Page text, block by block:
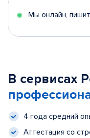
Мы онлайн,
В сервисах
4 года средний
Аттестация со